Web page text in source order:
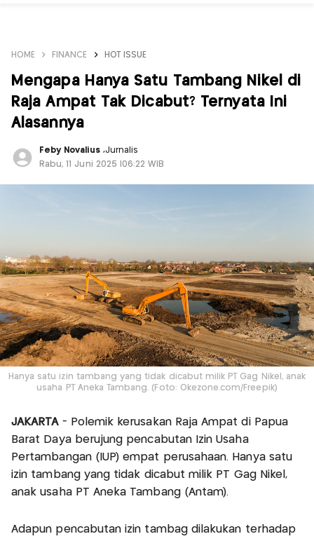
HOME FINANCE HOT ISSUE
Mengapa Hanya Satu Tambang Nikel di
Raja Ampat Tak Dicabut? Ternyata Ini
Alasannya
Feby Novalius ,Jurnalis
Rabu, 11 Juni 2025 |06:22 WIB
Hanya satu izin tambang yang tidak dicabut milik PT Gag Nikel, anak
usaha PT Aneka Tambang. (Foto: Okezone.com/Freepik)
JAKARTA - Polemik kerusakan Raja Ampat di Papua
Barat Daya berujung pencabutan Izin Usaha
Pertambangan (IUP) empat perusahaan. Hanya satu
izin tambang yang tidak dicabut milik PT Gag Nikel,
anak usaha PT Aneka Tambang (Antam).
Adapun pencabutan izin tambag dilakukan terhadap